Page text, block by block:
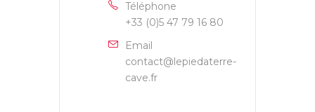
Téléphone
+33 (0)5 47 79 16 80
Email
contact@lepiedaterre-
cave.fr